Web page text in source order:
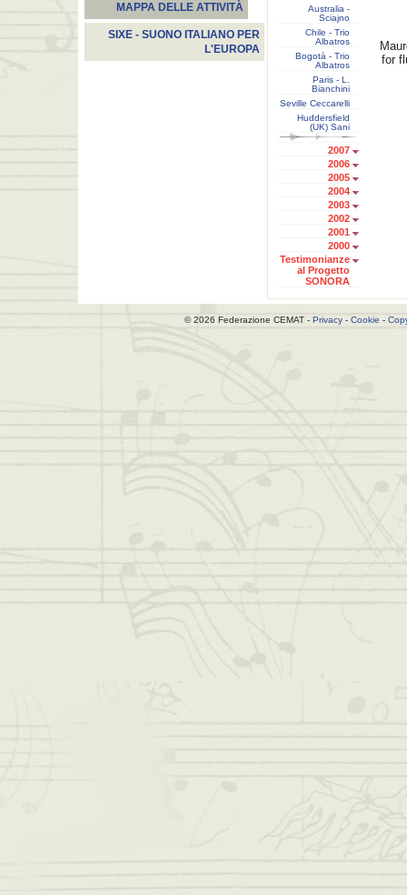
MAPPA DELLE ATTIVITÀ
SIXE - SUONO ITALIANO PER
L'EUROPA
Australia -
Sciajno
Chile - Trio
Albatros
Bogotà - Trio
Albatros
Paris - L.
Bianchini
Seville Ceccarelli
Huddersfield
(UK) Sani
2007
2006
2005
2004
2003
2002
2001
2000
Testimonianze
al Progetto
SONORA
for
© 2026 Federazione CEMAT - Privacy - Cookie -